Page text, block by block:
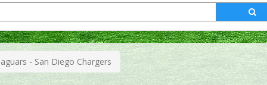
- San Diego Chargers